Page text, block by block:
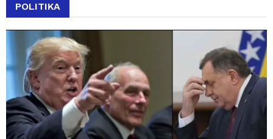
POLITIKA